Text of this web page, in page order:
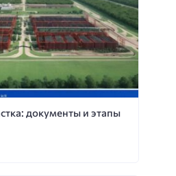
документы и этапы